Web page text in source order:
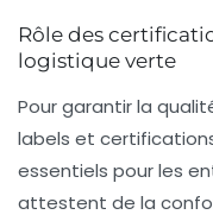
Rôle des
logistique verte
Pour garantir la
labels et
essentiels pour les
attestent de la